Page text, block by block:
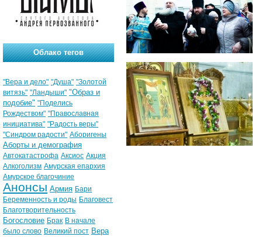
Облако тегов
"Вера и дело" "Душа" "Золотой
витязь" "Ландыши" "Образ и
подобие" "Поделись
Рождеством" "Православная
инициатива" "Радость веры"
"Синдром радости" Аборигены
Аборты и демография
Автокатастрофа Аксиос Акция
Алкоголизм Амурская епархия
Амурское благочиние
Анонсы Армия Бари
Беременность и роды Благовест
Благотворительность
Богословие Брак В начале
было слово Великий пост Вера